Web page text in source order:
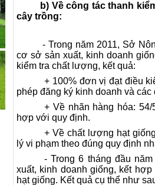
b) Về công tác thanh kiểm
cây trồng:
- Trong năm 2011, Sở
cơ sở sản xuất, kinh doanh
kiểm tra chất lượng, kết quả:
+ 100% đơn vịđạt điều
phép đăng ký kinh doanh và các
+ Về nhãn hàng hóa:
hợp với quy định.
+ Về chất lượng hạt
lý vi phạm theo đúng quy định
-Trong 6 tháng đầu
xuất, kinh doanh giống, kết hợp
hạt giống. Kết quả cụ thể như